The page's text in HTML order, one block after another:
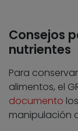
Consejos
nutrientes
Para
alimentos, el
documento
manipulación